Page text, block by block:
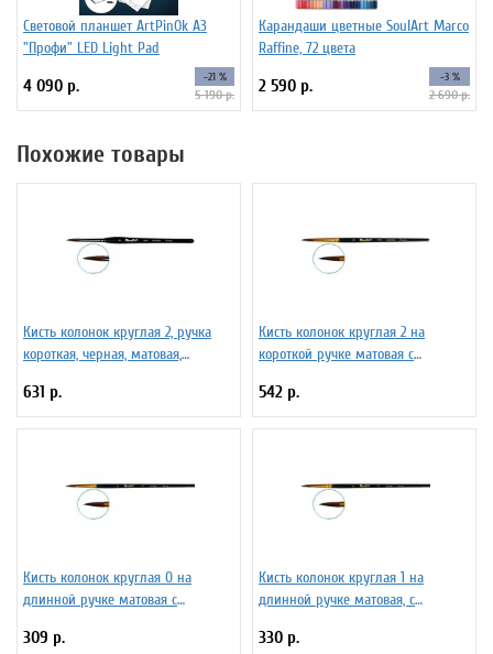
Световой планшет ArtPinOk А3
"Профи" LED Light Pad
4 090 р. -21 %
5 190 р.
Карандаши цветные SoulArt Marco
Raffine, 72 цвета
2 590 р. -3 %
2 690 р.
Похожие товары
Кисть колонок круглая 2, ручка
короткая, черная, матовая,
631 р.
Кисть колонок круглая 2 на
короткой ручке матовая с
ЖК1-02,05Ж
542 р.
Кисть колонок круглая 0 на
длинной ручке матовая с
ЖК1-00,87Ж
309 р.
Кисть колонок круглая 1 на
длинной ручке матовая, с
ЖК1-01,07Ж
330 р.